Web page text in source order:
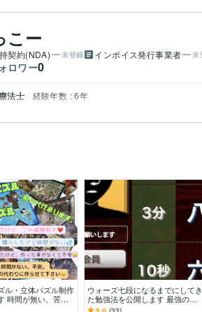
こー
契約(NDA) 未登録 インボイス発行事業者 未
ロワー0
法士 経験年数 : 6年
ル・立体パズル制作
時間が無い、苦
、パズルを預けて下
ウォーズ七段になるまでにしてき
た勉強法を公開します 最強の参
考書ルートお教えします。